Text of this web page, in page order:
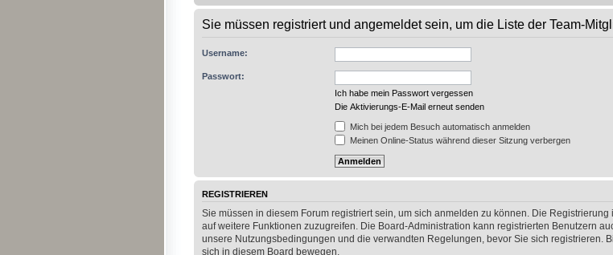
Sie müssen registriert und angemeldet sein, um die Liste der Team-
Username:
Passwort:
Ich habe mein Passwort vergessen
Die Aktivierungs-E-Mail erneut senden
Mich bei jedem Besuch automatisch anmelden
Meinen Online-Status während dieser Sitzung verbergen
REGISTRIEREN
Sie müssen in diesem Forum registriert sein, um sich anmelden zu können. Die
auf weitere Funktionen zuzugreifen. Die Board-Administration kann registrierten Benutzern
unsere Nutzungsbedingungen und die verwandten Regelungen, bevor Sie sich registrieren.
sich in diesem Board bewegen.